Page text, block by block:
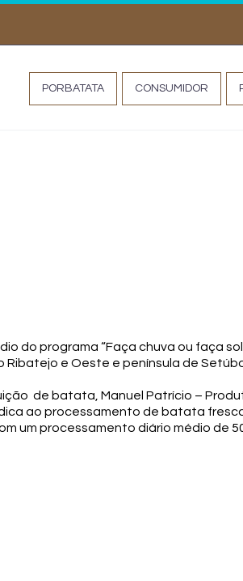
PORBATATA CONSUMIDOR
do programa “Faça chuva ou faça
e Oeste e península de
de batata, Manuel Patrício –
ao processamento de batata
um processamento diário médio de